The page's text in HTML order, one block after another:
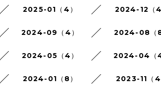
2025-01（4） 2024-12（4
2024-09（4） 2024-08（8
2024-05（4） 2024-04（4
2024-01（8） 2023-11（4